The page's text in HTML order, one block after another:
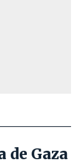
de Gaza